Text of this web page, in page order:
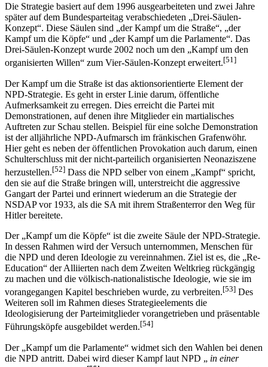
Die Strategie basiert auf dem 1996 ausgearbeiteten und zwei Jahre
später auf dem Bundesparteitag verabschiedeten „Drei-Säulen-
Konzept“. Diese Säulen sind „der Kampf um die Straße“, „der
Kampf um die Köpfe“ und „der Kampf um die Parlamente“. Das
Drei-Säulen-Konzept wurde 2002 noch um den „Kampf um den
organisierten Willen“ zum Vier-Säulen-Konzept erweitert.[51]
Der Kampf um die Straße ist das aktionsorientierte Element der
NPD-Strategie. Es geht in erster Linie darum, öffentliche
Aufmerksamkeit zu erregen. Dies erreicht die Partei mit
Demonstrationen, auf denen ihre Mitglieder ein martialisches
Auftreten zur Schau stellen. Beispiel für eine solche Demonstration
ist der alljährliche NPD-Aufmarsch im fränkischen Grafenwöhr.
Hier geht es neben der öffentlichen Provokation auch darum, einen
Schulterschluss mit der nicht-parteilich organisierten Neonaziszene
herzustellen.[52] Dass die NPD selber von einem „Kampf“ spricht,
den sie auf die Straße bringen will, unterstreicht die aggressive
Gangart der Partei und erinnert wiederum an die Strategie der
NSDAP vor 1933, als die SA mit ihrem Straßenterror den Weg für
Hitler bereitete.
Der „Kampf um die Köpfe“ ist die zweite Säule der NPD-Strategie.
In dessen Rahmen wird der Versuch unternommen, Menschen für
die NPD und deren Ideologie zu vereinnahmen. Ziel ist es, die „Re-
Education“ der Alliierten nach dem Zweiten Weltkrieg rückgängig
zu machen und die völkisch-nationalistische Ideologie, wie sie im
vorangegangen Kapitel beschrieben wurde, zu verbreiten.[53] Des
Weiteren soll im Rahmen dieses Strategieelements die
Ideologisierung der Parteimitglieder vorangetrieben und präsentable
Führungsköpfe ausgebildet werden.[54]
Der „Kampf um die Parlamente“ widmet sich den Wahlen bei denen
die NPD antritt. Dabei wird dieser Kampf laut NPD „ in einer